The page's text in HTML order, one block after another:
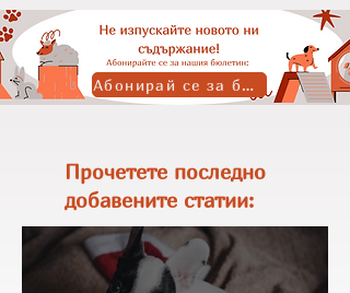
Абонирай се за бюлетина
Прочетете последно
добавените статии: